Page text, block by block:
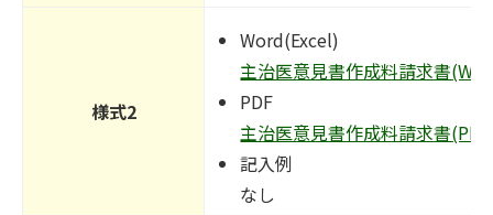
様式2
Word(Excel)
主治医意見書作成料請求書
PDF
主治医意見書作成料請求書
記入例
なし